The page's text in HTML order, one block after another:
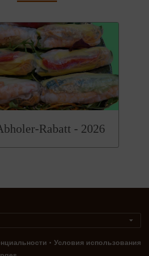
Rabatt - 2026
. Условия использования